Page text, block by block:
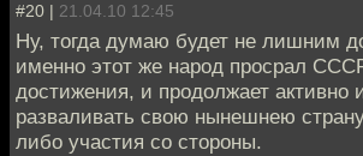
#20 | 21.04.10 12:45
Ну, тогда думаю будет не лишним
именно этот же народ просрал
достижения, и продолжает активно
разваливать свою нынешнею
либо участия со стороны.